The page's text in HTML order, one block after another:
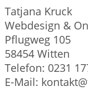
Tatjana Kruck
Webdesign &
Pflugweg 105
58454 Witten
Telefon: 0231
E-Mail: